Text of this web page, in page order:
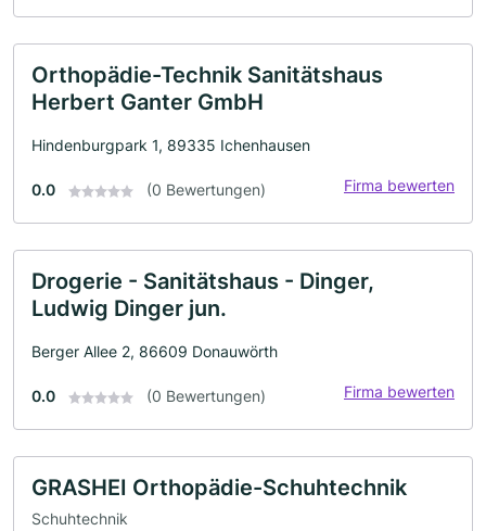
Orthopädie-Technik Sanitätshaus
Herbert Ganter GmbH
Hindenburgpark 1, 89335 Ichenhausen
0.0 (0 Bewertungen) Firma bewerten
Drogerie - Sanitätshaus - Dinger,
Ludwig Dinger jun.
Berger Allee 2, 86609 Donauwörth
0.0 (0 Bewertungen) Firma bewerten
GRASHEI Orthopädie-Schuhtechnik
Schuhtechnik